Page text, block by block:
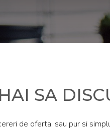
HAI SA
de oferta, sau pur si